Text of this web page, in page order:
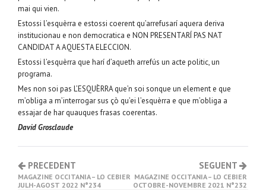
mai qui vien.
Estossi l’esquèrra e estossi coerent qu’arrefusarí aquera deriva
institucionau e non democratica e NON PRESENTARÍ PAS NAT
CANDIDAT A AQUESTA ELECCION.
Estossi l’esquèrra que harí d’aqueth arrefús un acte politic, un
programa.
Mes non soi pas L’ESQUÈRRA que’n soi sonque un element e que
m’obliga a m’interrogar sus çò qu’ei l’esquèrra e que m’obliga a
essajar de har quauques frasas coerentas.
David Grosclaude
PRECEDENT
MAGAZINE OCCITANIA – LO CEBIER
JULH-AGOST 2022 N°234
SEGUENT
MAGAZINE OCCITANIA – LO CEBIER
OCTOBRE-NOVEMBRE 2021 N°232